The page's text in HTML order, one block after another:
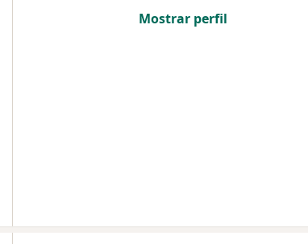
Mostrar perfil